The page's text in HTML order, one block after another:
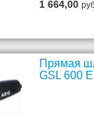
1 664,00
Прямая
GSL 600 E